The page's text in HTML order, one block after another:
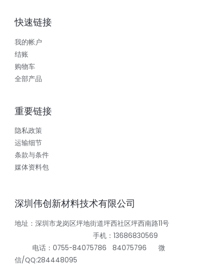
快速链接
我的帐户
结账
购物车
全部产品
重要链接
隐私政策
运输细节
条款与条件
媒体资料包
深圳伟创新材料技术有限公司
地址：深圳市龙岗区坪地街道坪西社区坪西南路11号
手机：13686830569
电话：0755-84075786 84075796 微
信/QQ:284448095